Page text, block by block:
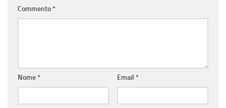
Commento*
Nome* Email *